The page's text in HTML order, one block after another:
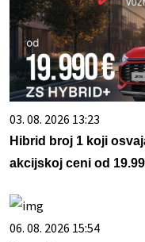
03. 08. 2026 13:23
Hibrid broj 1 koji
akcijskoj ceni od
06. 08. 2026 15:54